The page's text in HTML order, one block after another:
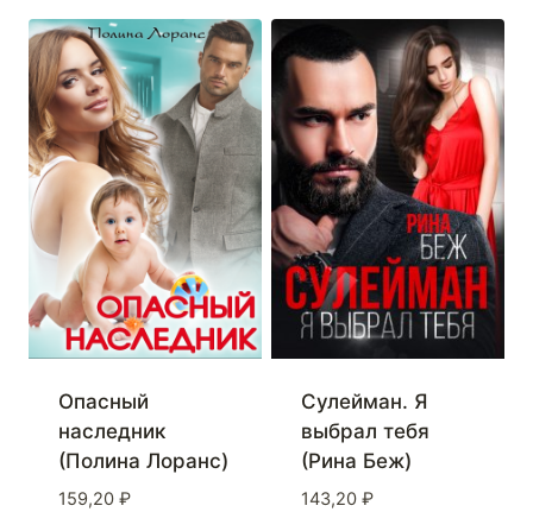
Опасный
наследник
(Полина Лоранс)
159,20 ₽
Сулейман. Я
выбрал тебя
(Рина Беж)
143,20 ₽